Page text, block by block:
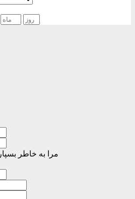
مرا به خاطر بسپار